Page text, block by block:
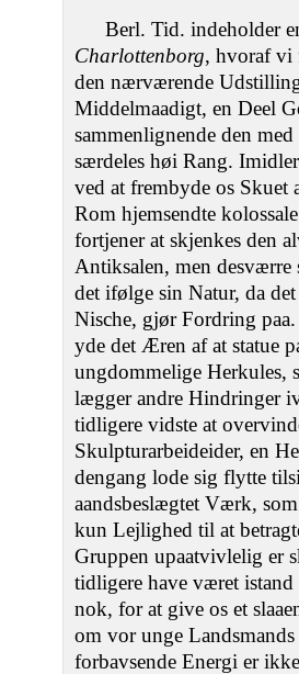
Berl. Tid. indeholder
Charlottenborg, hvoraf vi
den nærværende
Middelmaadigt, en Deel
sammenlignende den
særdeles høi Rang.
ved at frembyde os Skuet
Rom hjemsendte
fortjener at skjenkes den
Antiksalen, men desværre
det ifølge sin Natur, da
Nische, gjør Fordring
yde det Æren af at statue
ungdommelige Herkules,
lægger andre Hindringer
tidligere vidste at
Skulpturarbeideider, en
dengang lode sig flytte
aandsbeslægtet Værk, som
kun Lejlighed til at
Gruppen upaatvivlelig er
tidligere have været istand
nok, for at give os et
om vor unge
forbavsende Energi er